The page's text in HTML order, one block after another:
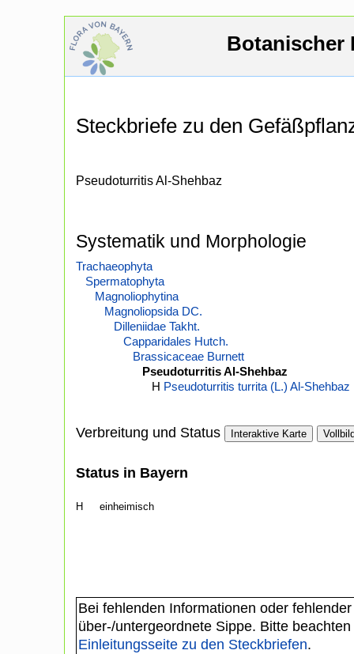
Botanischer
Steckbriefe zu den
Pseudoturritis Al-Shehbaz
Systematik und Morphologie
Trachaeophyta
Spermatophyta
Magnoliophytina
Magnoliopsida DC.
Dilleniidae Takht.
Capparidales Hutch.
Brassicaceae Burnett
Pseudoturritis Al-Shehbaz
H Pseudoturritis turrita (L.) Al-Shehbaz
Verbreitung und Status Interaktive Karte
Status in Bayern
H einheimisch
Bei fehlenden Informationen oder
über-/untergeordnete Sippe. Bitte
Einleitungsseite zu den Steckbriefen.